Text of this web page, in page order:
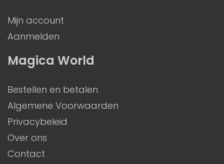
Magica World
Bestellen en betalen
Algemene Voorwaarden
Privacybeleid
Over ons
Contact
Mijn account
Aanmelden